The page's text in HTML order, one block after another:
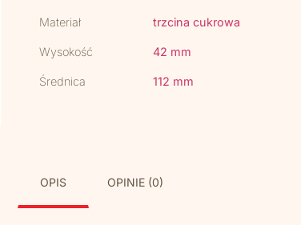
Materiał trzcina cukrowa
Wysokość 42 mm
Średnica 112 mm
OPIS OPINIE (0)